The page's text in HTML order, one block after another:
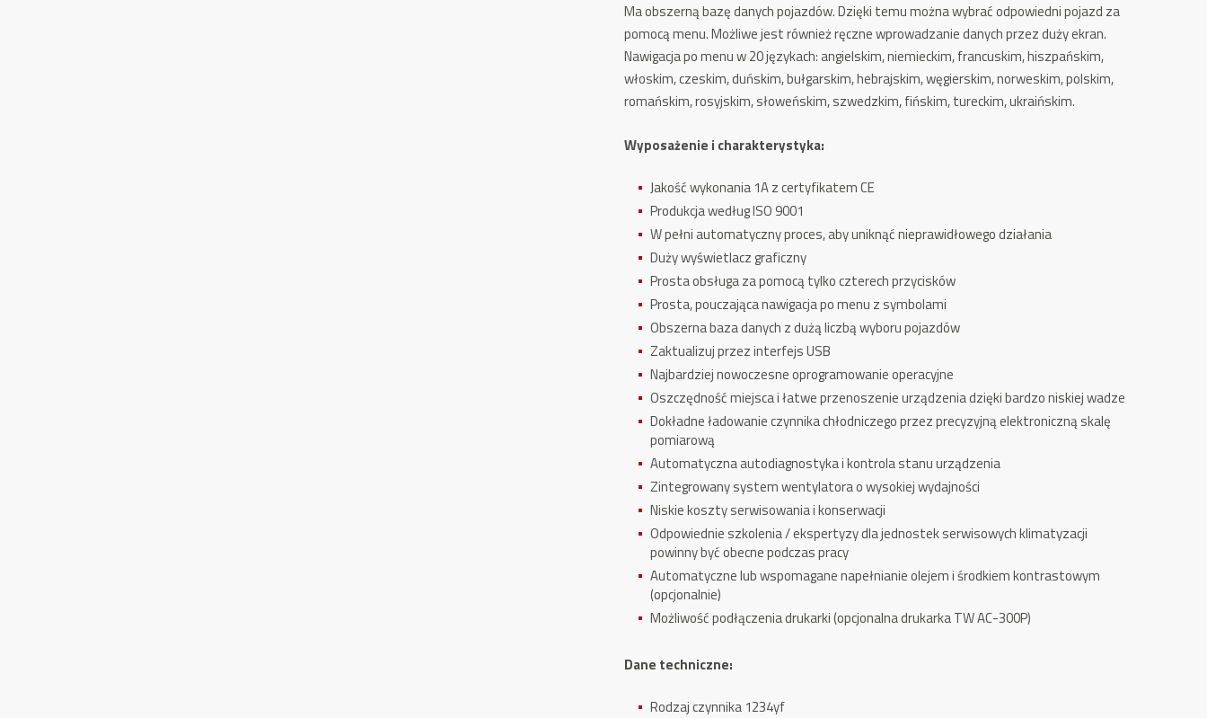
Ma obszerną bazę danych pojazdów. Dzięki temu można wybrać odpowiedni pojazd za
pomocą menu. Możliwe jest również ręczne wprowadzanie danych przez duży ekran.
Nawigacja po menu w 20 językach: angielskim, niemieckim, francuskim, hiszpańskim,
włoskim, czeskim, duńskim, bułgarskim, hebrajskim, węgierskim, norweskim, polskim,
romańskim, rosyjskim, słoweńskim, szwedzkim, fińskim, tureckim, ukraińskim.
Wyposażenie i charakterystyka:
Jakość wykonania 1A z certyfikatem CE
Produkcja według ISO 9001
W pełni automatyczny proces, aby uniknąć nieprawidłowego działania
Duży wyświetlacz graficzny
Prosta obsługa za pomocą tylko czterech przycisków
Prosta, pouczająca nawigacja po menu z symbolami
Obszerna baza danych z dużą liczbą wyboru pojazdów
Zaktualizuj przez interfejs USB
Najbardziej nowoczesne oprogramowanie operacyjne
Oszczędność miejsca i łatwe przenoszenie urządzenia dzięki bardzo niskiej wadze
Dokładne ładowanie czynnika chłodniczego przez precyzyjną elektroniczną skalę
pomiarową
Automatyczna autodiagnostyka i kontrola stanu urządzenia
Zintegrowany system wentylatora o wysokiej wydajności
Niskie koszty serwisowania i konserwacji
Odpowiednie szkolenia / ekspertyzy dla jednostek serwisowych klimatyzacji
powinny być obecne podczas pracy
Automatyczne lub wspomagane napełnianie olejem i środkiem kontrastowym
(opcjonalnie)
Możliwość podłączenia drukarki (opcjonalna drukarka TW AC-300P)
Dane techniczne:
Rodzaj czynnika 1234yf